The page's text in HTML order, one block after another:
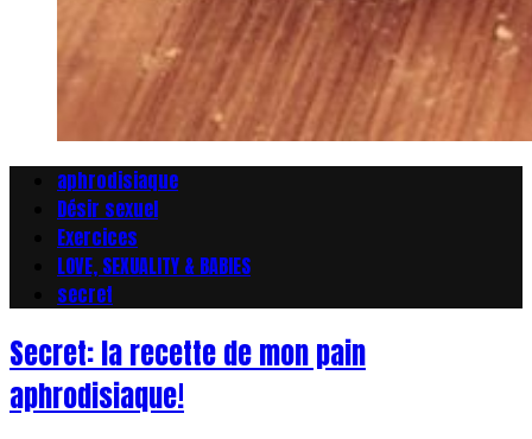
aphrodisiaque
Désir sexuel
Exercices
LOVE, SEXUALITY & BABIES
secret
Secret: la recette de mon pain
aphrodisiaque!